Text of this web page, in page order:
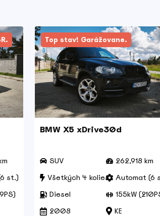
st.)
Top stav! Garážovane.
BMW X5 xDrive30d
SUV
262,918 km
Všetkých 4 kolies
Automat (6
Diesel
155kW
2008
KE